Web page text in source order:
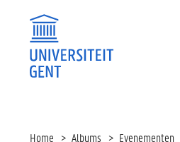
Home Albums Evenementen